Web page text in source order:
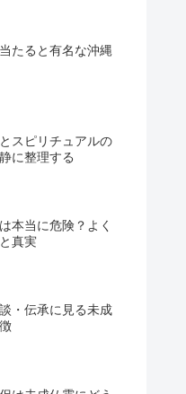
たると有名な沖縄
スピリチュアルの
に整理する
本当に危険？よく
真実
・伝承に見る未成